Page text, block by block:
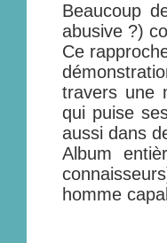
Beaucoup
abusive ?)
Ce
travers une
qui puise
aussi dans
Album
homme